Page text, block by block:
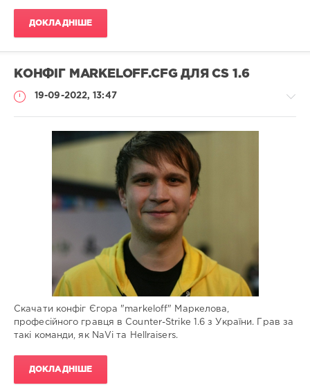
ДОКЛАДНІШЕ
КОНФІГ MARKELOFF.CFG ДЛЯ CS 1.6
19-09-2022, 13:47
Скачати конфіг Єгора "markeloff" Маркелова,
професійного гравця в Counter-Strike 1.6 з України. Грав за
такі команди, як NaVi та Hellraisers.
ДОКЛАДНІШЕ